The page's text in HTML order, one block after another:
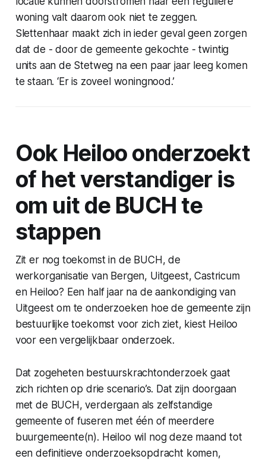
woning valt daarom ook niet te zeggen.
Slettenhaar maakt zich in ieder geval geen zorgen
dat de - door de gemeente gekochte - twintig
units aan de Stetweg na een paar jaar leeg komen
te staan. ‘Er is zoveel woningnood.’
Ook Heiloo onderzoekt
of het verstandiger is
om uit de BUCH te
stappen
Zit er nog toekomst in de BUCH, de
werkorganisatie van Bergen, Uitgeest, Castricum
en Heiloo? Een half jaar na de aankondiging van
Uitgeest om te onderzoeken hoe de gemeente zijn
bestuurlijke toekomst voor zich ziet, kiest Heiloo
voor een vergelijkbaar onderzoek.
Dat zogeheten bestuurskrachtonderzoek gaat
zich richten op drie scenario’s. Dat zijn doorgaan
met de BUCH, verdergaan als zelfstandige
gemeente of fuseren met één of meerdere
buurgemeente(n). Heiloo wil nog deze maand tot
een definitieve onderzoeksopdracht komen,